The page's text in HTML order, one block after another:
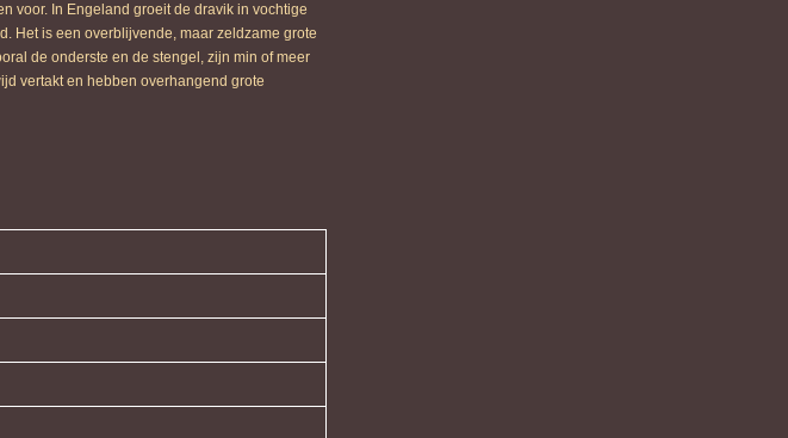
voor. In Engeland groeit de dravik in vochtige
Het is een overblijvende, maar zeldzame grote
de onderste en de stengel, zijn min of meer
vertakt en hebben overhangend grote